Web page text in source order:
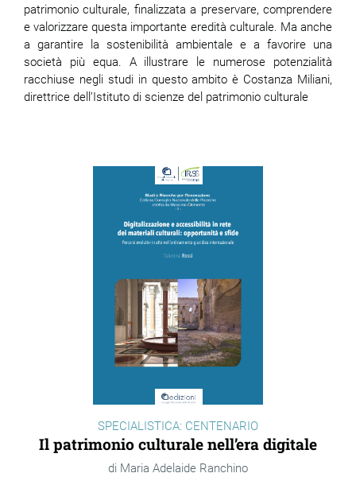
patrimonio culturale, finalizzata a preservare, comprendere
e valorizzare questa importante eredità culturale. Ma anche
a garantire la sostenibilità ambientale e a favorire una
società più equa. A illustrare le numerose potenzialità
racchiuse negli studi in questo ambito è Costanza Miliani,
direttrice dell’Istituto di scienze del patrimonio culturale
SPECIALISTICA: CENTENARIO
Il patrimonio culturale nell’era digitale
Maria Adelaide Ranchino